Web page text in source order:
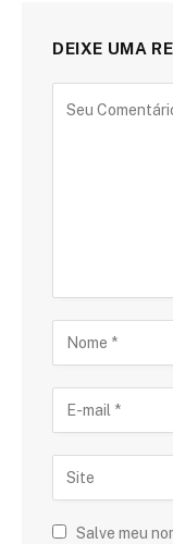
DEIXE UMA
Salve meu